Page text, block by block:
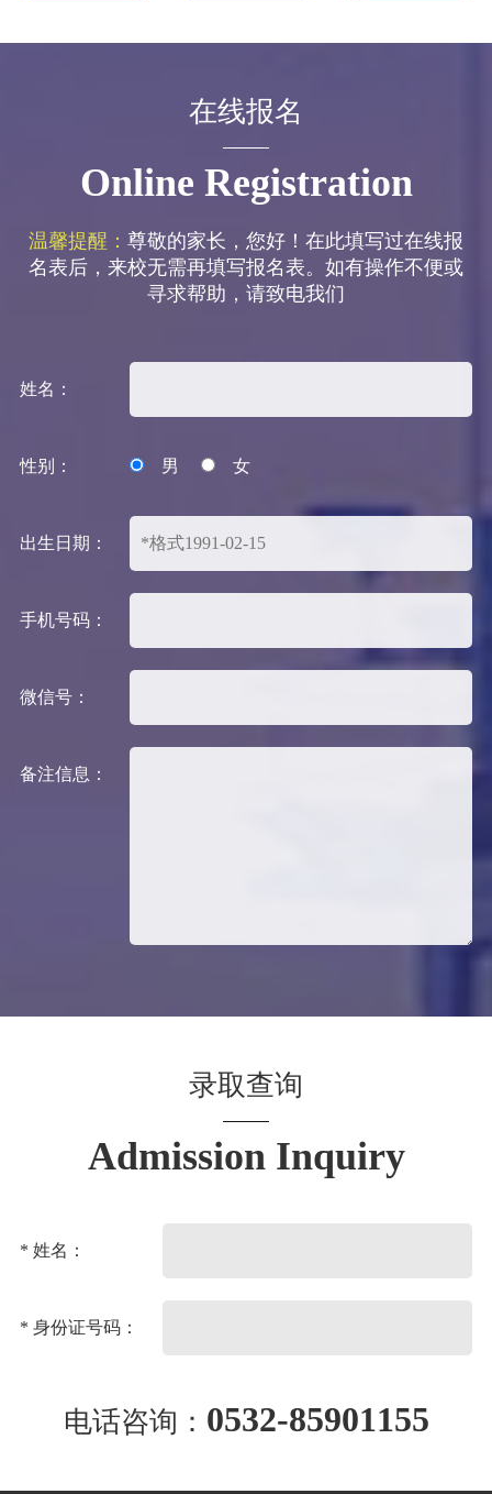
在线报名
Online Registration
温馨提醒： 尊敬的家长，您好！在此填写过在线报
名表后，来校无需再填写报名表。如有操作不便或
寻求帮助，请致电我们
姓名：
性别： 男 女
出生日期：
手机号码：
微信号：
备注信息：
录取查询
Admission Inquiry
* 姓名：
* 身份证号码：
电话咨询： 0532-85901155